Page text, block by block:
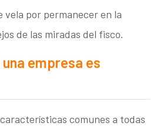
vela por permanecer en la
de las miradas del fisco.
empresa es
comunes a todas